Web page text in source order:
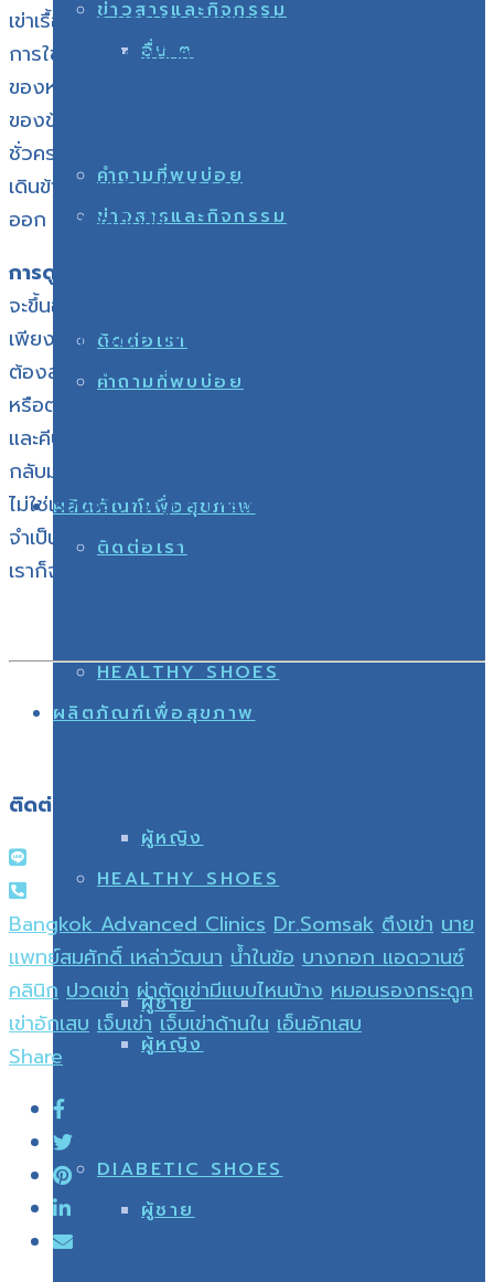
ข่าวสารและกิจกรรม
คำถามที่พบบ่อย
ติดต่อเรา
ผลิตภัณฑ์เพื่อสุขภาพ
HEALTHY SHOES
ผู้หญิง
ผู้ชาย
DIABETIC SHOES
อื่น ๆ
ข่าวสารและกิจกรรม
คำถามที่พบบ่อย
ติดต่อเรา
ผลิตภัณฑ์เพื่อสุขภาพ
HEALTHY SHOES
ผู้หญิง
ผู้ชาย
เข่าเรื้อรังได้ หรือมีอาการเข่าบวม เป็นๆ หายๆ ขึ้นอยู่กับ
การใช้งาน ในกรณีที่เกิดการฉีกขาดรุนแรง และชิ้นส่วน
ของหมอนรองกระดูกหลุดออกไปขัดขวาง การเคลื่อนไหว
ของข้อ จะทำให้ข้อเกิดการล็อดตัวและ เคลื่อนไหวไม่ได้
ชั่วคราว แต่ลองนึกดูนะครับว่า ถ้าอาการนี้เกิดขึ้น ระหว่าง
เดินข้ามถนนแล้วอยู่กลางถนนพอดี เกิดอาการก้าวขาไม่
ออก อะไรจะเกิดขึ้น
การดูแลรักษา
จะขึ้นอยู่ที่ความรุนแรงในการบาดเจ็บ ถ้าเป็นน้อยอาจจะ
เพียงพักการใช้งานของหัวเข่า แต่ถ้าฉีกขาดมาก ก็จำเป็น
ต้องส่องกล้องเข้าไปซ่อมแซม โดยการเย็บ ยิงหมุด ซ่อม
หรือตกแต่งขอบแผลของหมอนรองกระดูกให้เรียบร้อยขึ้น
และคีบเอาชิ้นส่วนที่ไปขัดลำอยู่ที่ข้อออก ก็จะทำให้ข้อเข่า
กลับมาเคลื่อนได้ดีเหมือนเดิม อุบัติเหตุที่เกิดขึ้นที่ข้อเข่า จึง
ไม่ใช่เรื่องของกระดูกหัก หรือ แตกแต่เพียงอย่างเดียว
จำเป็นต้องระมัดระวังอวัยวะสามอย่างที่กล่าวมาด้วย แล้ว
เราก็จะสามารถใช้เข่าได้นานๆ ต่อไป
ติดต่อสอบถามเพิ่มเติม
Bangkok Advanced Clinics Dr.Somsak ตึงเข่า นาย
แพทย์สมศักดิ์ เหล่าวัฒนา น้ำในข้อ บางกอก แอดวานซ์
คลินิก ปวดเข่า ผ่าตัดเข่ามีแบบไหนบ้าง หมอนรองกระดูก
เข่าอักเสบ เจ็บเข่า เจ็บเข่าด้านใน เอ็นอักเสบ
Share